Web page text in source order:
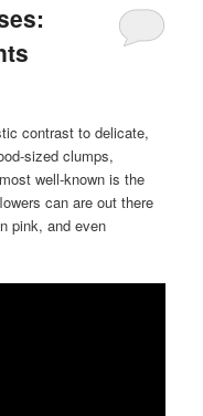
contrast to delicate,
sized clumps,
well-known is the
can are out there
pink, and even